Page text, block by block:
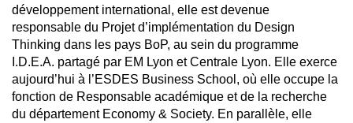
développement international, elle est devenue
responsable du Projet d’implémentation du Design
Thinking dans les pays BoP, au sein du programme
I.D.E.A. partagé par EM Lyon et Centrale Lyon. Elle exerce
aujourd’hui à l’ESDES Business School, où elle occupe la
fonction de Responsable académique et de la recherche
du département Economy & Society. En parallèle, elle